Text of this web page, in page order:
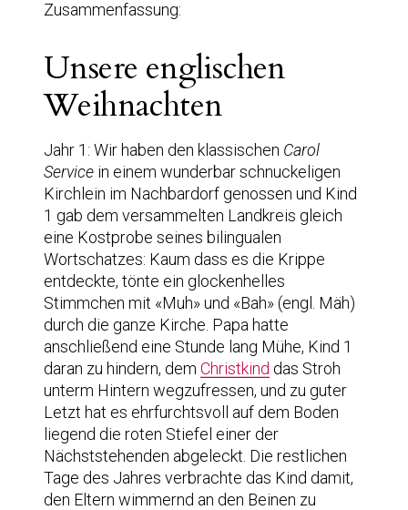
Zusammenfassung:
Unsere englischen
Weihnachten
Jahr 1: Wir haben den klassischen Carol
Service in einem wunderbar schnuckeligen
Kirchlein im Nachbardorf genossen und Kind
1 gab dem versammelten Landkreis gleich
eine Kostprobe seines bilingualen
Wortschatzes: Kaum dass es die Krippe
entdeckte, tönte ein glockenhelles
Stimmchen mit «Muh» und «Bah» (engl. Mäh)
durch die ganze Kirche. Papa hatte
anschließend eine Stunde lang Mühe, Kind 1
daran zu hindern, dem Christkind das Stroh
unterm Hintern wegzufressen, und zu guter
Letzt hat es ehrfurchtsvoll auf dem Boden
liegend die roten Stiefel einer der
Nächststehenden abgeleckt. Die restlichen
Tage des Jahres verbrachte das Kind damit,
den Eltern wimmernd an den Beinen zu